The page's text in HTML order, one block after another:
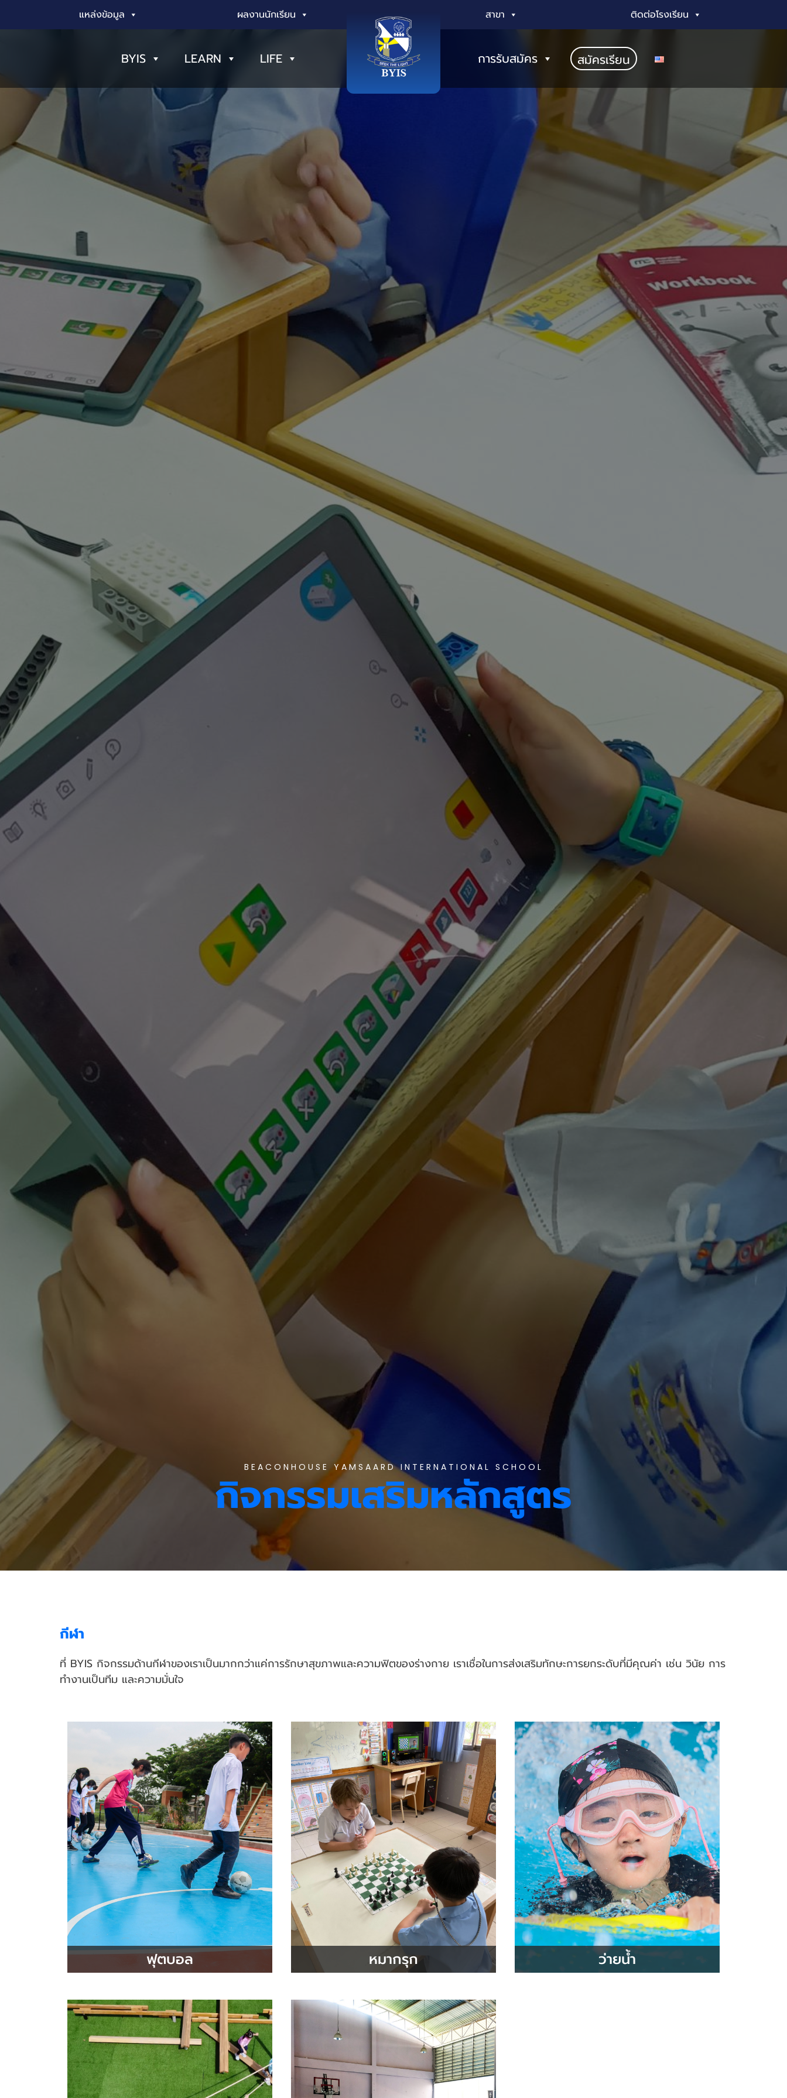
แหล่งข้อมูล ผลงานนักเรียน สาขา ติดต่อโรงเรียน
BYIS LEARN LIFE การรับสมัคร สมัครเรียน
BEACONHOUSE YAMSAARD INTERNATIONAL SCHOOL
กิจกรรมเสริมหลักสูตร
กีฬา
ที่ BYIS กิจกรรมด้านกีฬาของเราเป็นมากกว่าแค่การรักษาสุขภาพและความฟิตของร่างกาย เราเชื่อในการส่งเสริมทักษะการยกระดับที่มีคุณค่า เช่น วินัย การ
ทำงานเป็นทีม และความมั่นใจ
ฟุตบอล หมากรุก ว่ายน้ำ